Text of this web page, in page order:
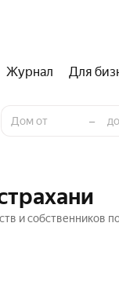
Журнал Для
–
и собственников